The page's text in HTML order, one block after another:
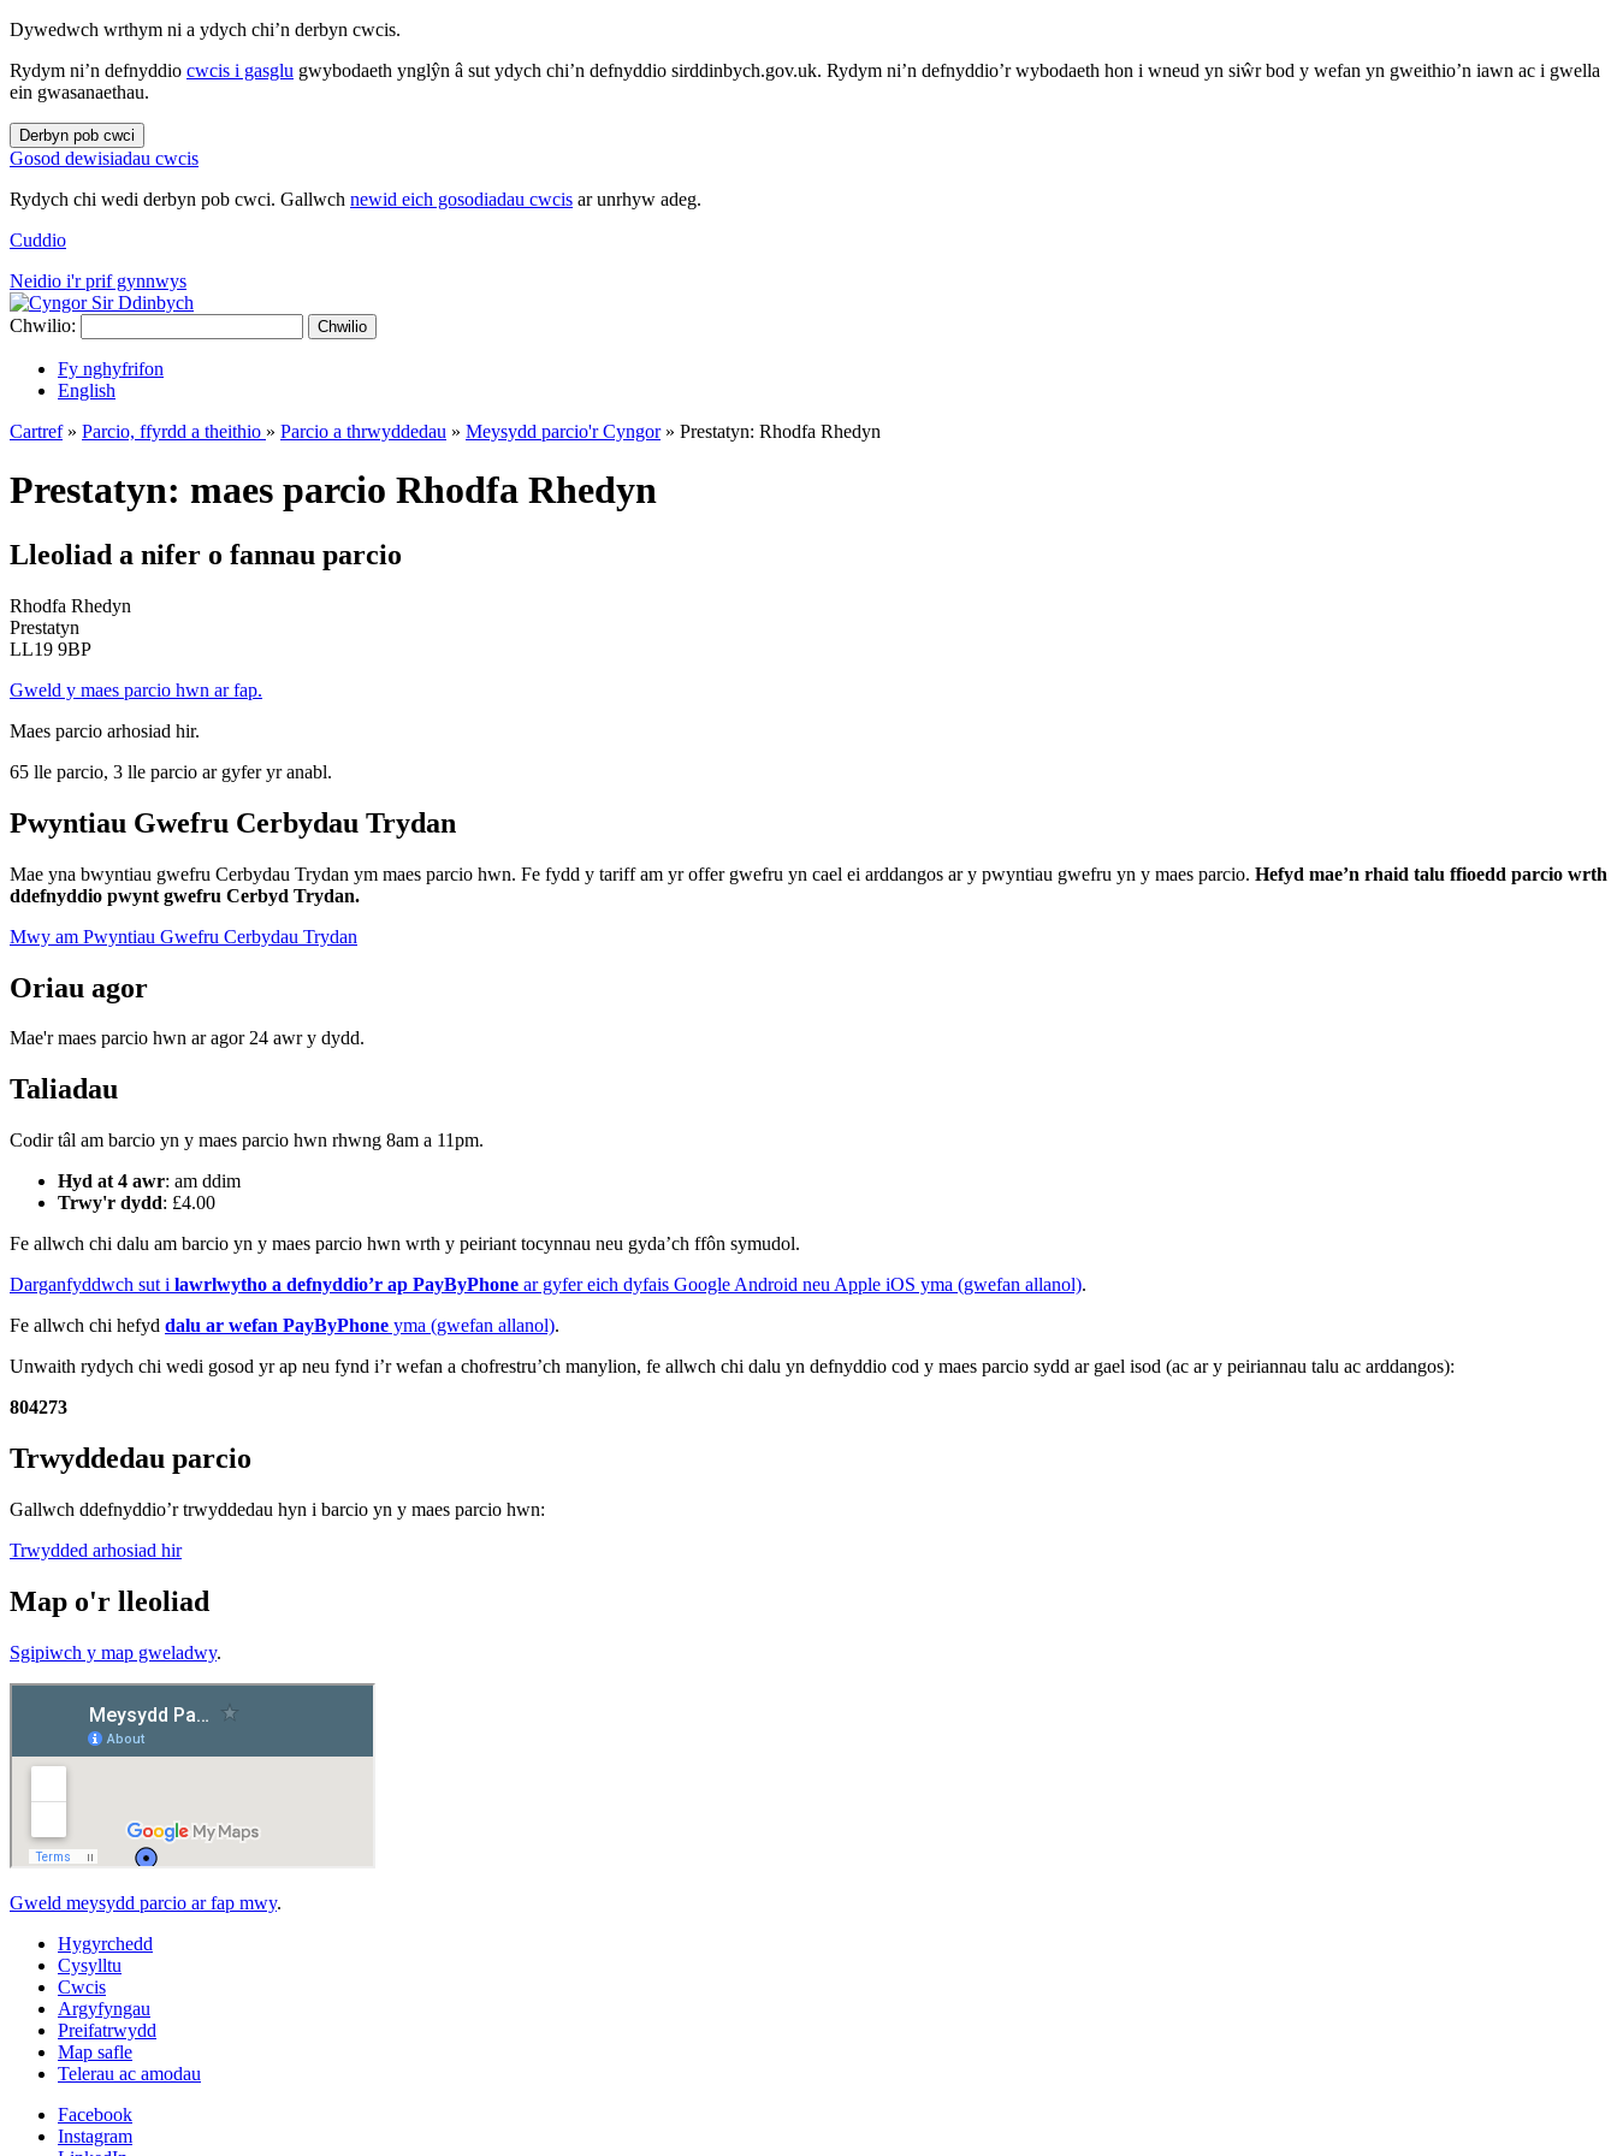
Dywedwch wrthym ni a ydych chi’n derbyn cwcis.
Rydym ni’n defnyddio cwcis i gasglu gwybodaeth ynglŷn â sut ydych chi’n defnyddio sirddinbych.gov.uk. Rydym ni’n defnyddio’r wybodaeth hon i wneud yn siŵr bod y wefan yn gweithio’n iawn ac i gwella
ein gwasanaethau.
Derbyn pob cwci
Gosod dewisiadau cwcis
Rydych chi wedi derbyn pob cwci. Gallwch newid eich gosodiadau cwcis ar unrhyw adeg.
Cuddio
Neidio i'r prif gynnwys
Chwilio: Chwilio
Fy nghyfrifon
English
Cartref» Parcio, ffyrdd a theithio » Parcio a thrwyddedau » Meysydd parcio'r Cyngor» Prestatyn: Rhodfa Rhedyn
Prestatyn: maes parcio Rhodfa Rhedyn
Lleoliad a nifer o fannau parcio
Rhodfa Rhedyn
Prestatyn
LL19 9BP
Gweld y maes parcio hwn ar fap.
Maes parcio arhosiad hir.
65 lle parcio, 3 lle parcio ar gyfer yr anabl.
Pwyntiau Gwefru Cerbydau Trydan
Mae yna bwyntiau gwefru Cerbydau Trydan ym maes parcio hwn. Fe fydd y tariff am yr offer gwefru yn cael ei arddangos ar y pwyntiau gwefru yn y maes parcio. Hefyd mae’n rhaid talu ffioedd parcio wrth
ddefnyddio pwynt gwefru Cerbyd Trydan.
Mwy am Pwyntiau Gwefru Cerbydau Trydan
Oriau agor
Mae'r maes parcio hwn ar agor 24 awr y dydd.
Taliadau
Codir tâl am barcio yn y maes parcio hwn rhwng 8am a 11pm.
Hyd at 4 awr: am ddim
Trwy'r dydd: £4.00
Fe allwch chi dalu am barcio yn y maes parcio hwn wrth y peiriant tocynnau neu gyda’ch ffôn symudol.
Darganfyddwch sut i lawrlwytho a defnyddio’r ap PayByPhone ar gyfer eich dyfais Google Android neu Apple iOS yma (gwefan allanol).
Fe allwch chi hefyd dalu ar wefan PayByPhone yma (gwefan allanol).
Unwaith rydych chi wedi gosod yr ap neu fynd i’r wefan a chofrestru’ch manylion, fe allwch chi dalu yn defnyddio cod y maes parcio sydd ar gael isod (ac ar y peiriannau talu ac arddangos):
804273
Trwyddedau parcio
Gallwch ddefnyddio’r trwyddedau hyn i barcio yn y maes parcio hwn:
Trwydded arhosiad hir
Map o'r lleoliad
Sgipiwch y map gweladwy.
Gweld meysydd parcio ar fap mwy.
Hygyrchedd
Cysylltu
Cwcis
Argyfyngau
Preifatrwydd
Map safle
Telerau ac amodau
Facebook
Instagram